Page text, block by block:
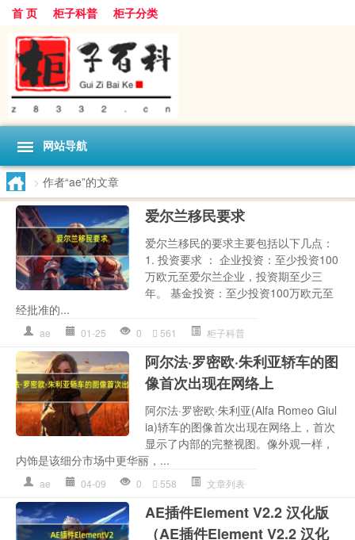
首 页 柜子科普 柜子分类
网站导航
> 作者“ae”的文章
爱尔兰移民要求
爱尔兰移民的要求主要包括以下几点：
1. 投资要求 ： 企业投资：至少投资100
万欧元至爱尔兰企业，投资期至少三
年。 基金投资：至少投资100万欧元至
经批准的...
ae 01-25 0 561 柜子科普
阿尔法·罗密欧·朱利亚轿车的图
像首次出现在网络上
阿尔法·罗密欧·朱利亚(Alfa Romeo Giul
ia)轿车的图像首次出现在网络上，首次
显示了内部的完整视图。像外观一样，
内饰是该细分市场中更华丽，...
ae 04-09 0 558 文章列表
AE插件Element V2.2 汉化版
（AE插件Element V2.2 汉化